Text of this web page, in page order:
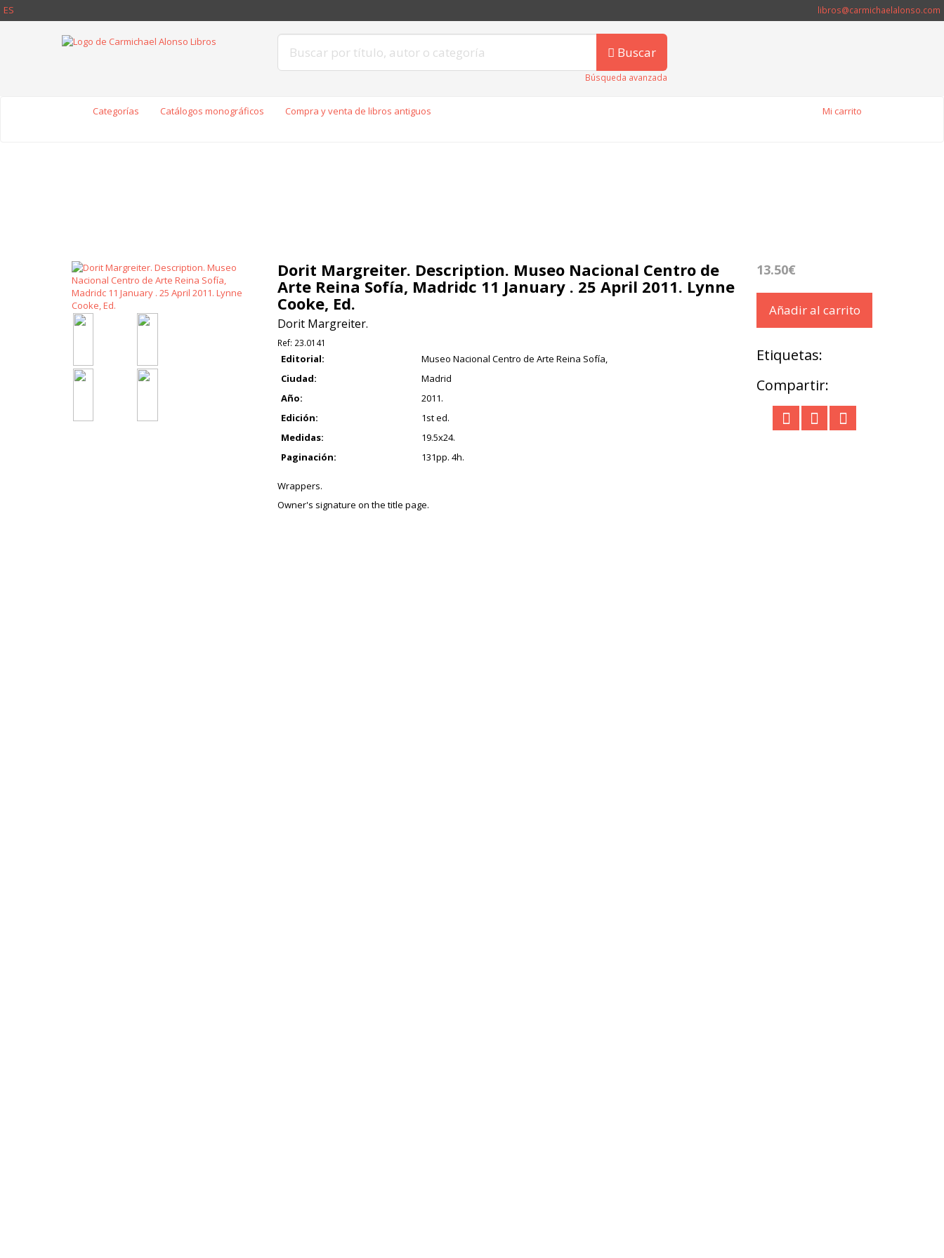
ES libros@carmichaelalonso.com
Buscar
Búsqueda avanzada
Categorías Catálogos monográficos Compra y venta de libros antiguos Mi carrito
Dorit Margreiter. Description. Museo Nacional Centro de
Arte Reina Sofía, Madridc 11 January . 25 April 2011. Lynne
Cooke, Ed.
Dorit Margreiter.
Ref: 23.0141
Editorial:
Museo Nacional Centro de Arte Reina Sofía,
Ciudad:
Madrid
Año:
2011.
Edición:
1st ed.
Medidas:
19.5x24.
Paginación:
131pp. 4h.
Wrappers.
Owner's signature on the title page.
13.50€
Añadir al carrito
Etiquetas:
Compartir: